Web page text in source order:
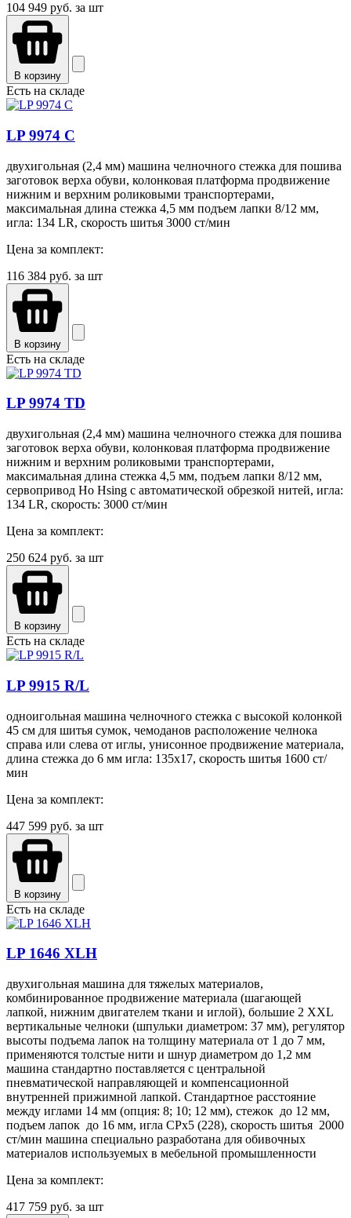
104 949 руб. за шт
В корзину
Есть на складе
LP 9974 C
двухигольная (2,4 мм) машина челночного стежка для пошива
заготовок верха обуви, колонковая платформа продвижение
нижним и верхним роликовыми транспортерами,
максимальная длина стежка 4,5 мм подъем лапки 8/12 мм,
игла: 134 LR, скорость шитья 3000 ст/мин
Цена за комплект:
116 384 руб. за шт
В корзину
Есть на складе
LP 9974 TD
двухигольная (2,4 мм) машина челночного стежка для пошива
заготовок верха обуви, колонковая платформа продвижение
нижним и верхним роликовыми транспортерами,
максимальная длина стежка 4,5 мм, подъем лапки 8/12 мм,
сервопривод Ho Hsing с автоматической обрезкой нитей, игла:
134 LR, скорость: 3000 ст/мин
Цена за комплект:
250 624 руб. за шт
В корзину
Есть на складе
LP 9915 R/L
одноигольная машина челночного стежка с высокой колонкой
45 см для шитья сумок, чемоданов расположение челнока
справа или слева от иглы, унисонное продвижение материала,
длина стежка до 6 мм игла: 135x17, скорость шитья 1600 ст/
мин
Цена за комплект:
447 599 руб. за шт
В корзину
Есть на складе
LP 1646 XLH
двухигольная машина для тяжелых материалов,
комбинированное продвижение материала (шагающей
лапкой, нижним двигателем ткани и иглой), большие 2 XXL
вертикальные челноки (шпульки диаметром: 37 мм), регулятор
высоты подъема лапок на толщину материала от 1 до 7 мм,
применяются толстые нити и шнур диаметром до 1,2 мм
машина стандартно поставляется с центральной
пневматической направляющей и компенсационной
внутренней прижимной лапкой. Стандартное расстояние
между иглами 14 мм (опция: 8; 10; 12 мм), стежок до 12 мм,
подъем лапок до 16 мм, игла CPx5 (228), скорость шитья 2000
ст/мин машина специально разработана для обивочных
материалов используемых в мебельной промышленности
Цена за комплект:
417 759 руб. за шт